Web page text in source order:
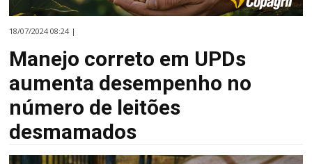
18/07/2024 08:24 |
Manejo correto em UPDs
aumenta desempenho no
número de leitões
desmamados